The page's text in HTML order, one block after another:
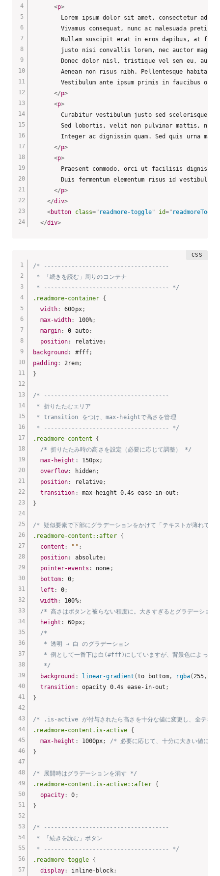
<p>
Lorem ipsum dolor sit amet, consectetur
Vivamus consequat, nunc ac malesuada
Nullam suscipit erat in eros dapibus, at
justo nisi convallis lorem, nec auctor
Donec dolor nisl, tristique vel sem eu,
Aenean non risus nibh. Pellentesque
Vestibulum ante ipsum primis in faucibus
</p>
<p>
Curabitur vestibulum justo sed scelerisque
Sed lobortis, velit non pulvinar mattis,
Integer ac dignissim quam. Sed quis urna
</p>
<p>
Praesent commodo, orci ut facilisis
Duis fermentum elementum risus id
</p>
</div>
<button class=" readmore-toggle" id="
</div>
/* ------------------------------------
* 「続きを読む」周りのコンテナ
* ------------------------------------ */
.readmore-container {
width : 600px;
max-width : 100% ;
margin : 0 auto;
position : relative ;
background : #fff;
padding : 2rem;
}
/* ------------------------------------
* 折りたたむエリア
* transition をつけ、max-heightで高さを管理
* ------------------------------------ */
.readmore-content {
/* 折りたたみ時の高さを設定（必要に応じて調整） */
max-height : 150px ;
overflow: hidden ;
position : relative ;
transition : max-height 0.4s ease-in-out ;
}
/* 疑似要素で下部にグラデーションをかけて「テキストが薄れて
.readmore-content::after {
content : "" ;
position : absolute ;
pointer-events : none ;
bottom : 0 ;
left : 0 ;
width : 100%;
/* 高さはボタンと被らない程度に。大きすぎるとグラデーショ
height : 60px;
/*
   * 透明 → 白 のグラデーション
* 例として一番下は白(#fff)にしていますが、背景色によって
   */
background : linear-gradient (to bottom , rgba( 255 ,
transition : opacity 0.4s ease-in-out ;
}
/* .is-active が付与されたら高さを十分な値に変更し、全テキス
.readmore-content.is-active {
max-height : 1000px ;
/* 必要に応じて、十分に大きい値に
}
/* 展開時はグラデーションを消す */
.readmore-content.is-active::after {
opacity : 0 ;
}
/* ------------------------------------
* 「続きを読む」ボタン
* ------------------------------------ */
.readmore-toggle {
display : inline-block;